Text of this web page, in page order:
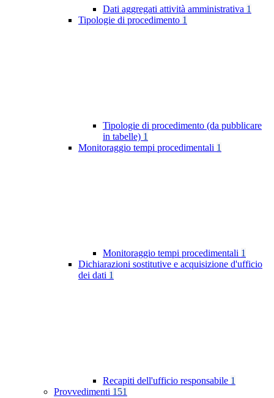
Dati aggregati attività amministrativa 1
Tipologie di procedimento 1
Tipologie di procedimento (da pubblicare
in tabelle) 1
Monitoraggio tempi procedimentali 1
Monitoraggio tempi procedimentali 1
Dichiarazioni sostitutive e acquisizione d'ufficio
dei dati 1
Recapiti dell'ufficio responsabile 1
Provvedimenti 151